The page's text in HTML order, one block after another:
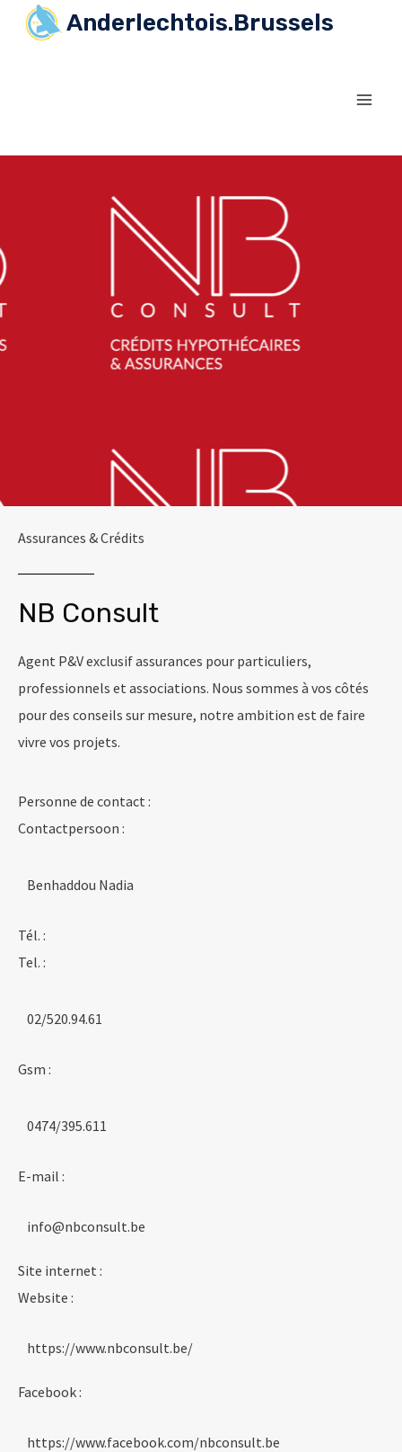
Anderlechtois.Brussels
Assurances & Crédits
NB Consult
Agent P&V exclusif assurances pour particuliers,
professionnels et associations. Nous sommes à vos côtés
pour des conseils sur mesure, notre ambition est de faire
vivre vos projets.
Personne de contact :
Contactpersoon :
Benhaddou Nadia
Tél. :
Tel. :
02/520.94.61
Gsm :
0474/395.611
E-mail :
info@nbconsult.be
Site internet :
Website :
https://www.nbconsult.be/
Facebook :
https://www.facebook.com/nbconsult.be